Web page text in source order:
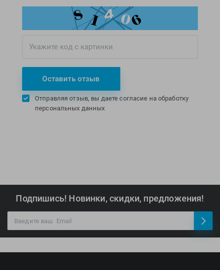
Оставить отзыв
Отправляя отзыв, вы даете согласие на обработку
персональных данных
Подпишись! Новинки, скидки, предложения!